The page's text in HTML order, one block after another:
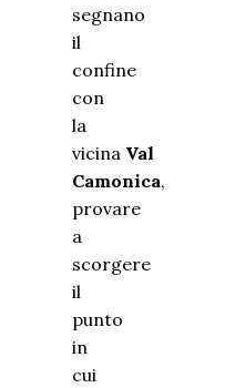
segnano
il
confine
con
la
vicina Val
Camonica,
provare
a
scorgere
il
punto
in
cui